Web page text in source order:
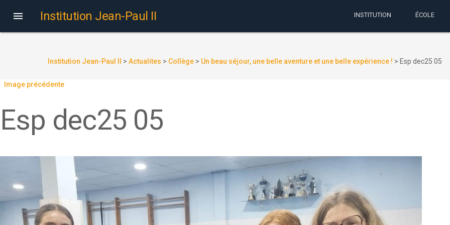
 Institution Jean-Paul II INSTITUTION ÉCOLE
Institution Jean-Paul II > Actualites > Collège > Un beau séjour, une belle aventure et une belle expérience ! > Esp dec25 05
Image précédente
Esp dec25 05